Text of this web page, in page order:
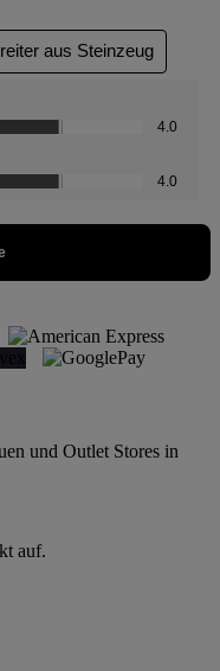
und Outlet Stores in
auf.